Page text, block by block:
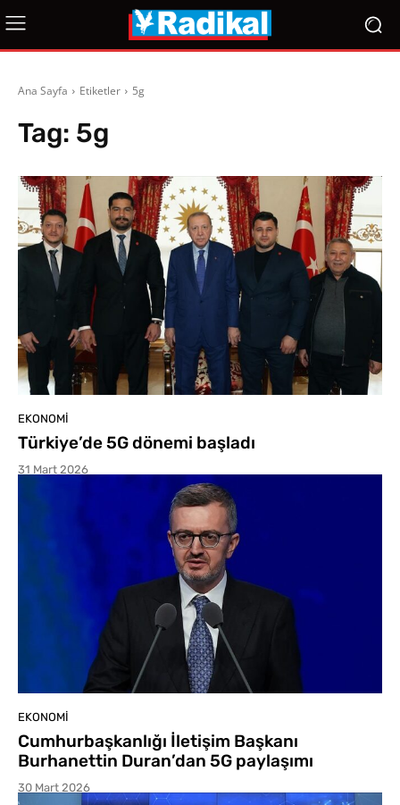
Ana Sayfa Etiketler 5g
Tag: 5g
EKONOMI
Türkiye’de 5G dönemi başladı
31 Mart 2026
EKONOMI
Cumhurbaşkanlığı İletişim Başkanı
Burhanettin Duran’dan 5G paylaşımı
30 Mart 2026